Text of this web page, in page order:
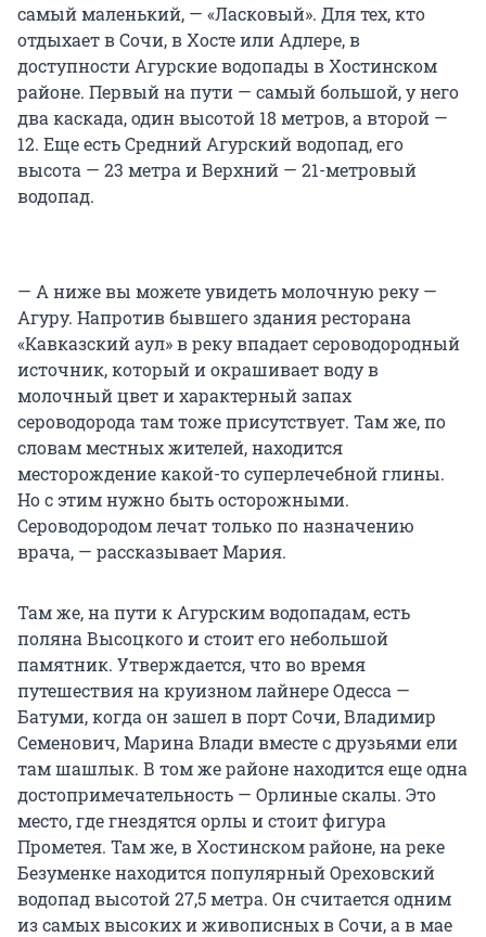
самый маленький, — «Ласковый». Для тех, кто
отдыхает в Сочи, в Хосте или Адлере, в
доступности Агурские водопады в Хостинском
районе. Первый на пути — самый большой, у него
два каскада, один высотой 18 метров, а второй —
12. Еще есть Средний Агурский водопад, его
высота — 23 метра и Верхний — 21-метровый
водопад.
— А ниже вы можете увидеть молочную реку —
Агуру. Напротив бывшего здания ресторана
«Кавказский аул» в реку впадает сероводородный
источник, который и окрашивает воду в
молочный цвет и характерный запах
сероводорода там тоже присутствует. Там же, по
словам местных жителей, находится
месторождение какой-то суперлечебной глины.
Но с этим нужно быть осторожными.
Сероводородом лечат только по назначению
врача, — рассказывает Мария.
Там же, на пути к Агурским водопадам, есть
поляна Высоцкого и стоит его небольшой
памятник. Утверждается, что во время
путешествия на круизном лайнере Одесса —
Батуми, когда он зашел в порт Сочи, Владимир
Семенович, Марина Влади вместе с друзьями ели
там шашлык. В том же районе находится еще одна
достопримечательность — Орлиные скалы. Это
место, где гнездятся орлы и стоит фигура
Прометея. Там же, в Хостинском районе, на реке
Безуменке находится популярный Ореховский
водопад высотой 27,5 метра. Он считается одним
из самых высоких и живописных в Сочи, а в мае